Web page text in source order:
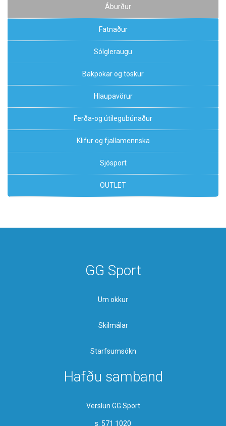
Áburður
Fatnaður
Sólgleraugu
Bakpokar og töskur
Hlaupavörur
Ferða-og útilegubúnaður
Klifur og fjallamennska
Sjósport
OUTLET
GG Sport
Um okkur
Skilmálar
Starfsumsókn
Hafðu samband
Verslun GG Sport
s. 571 1020